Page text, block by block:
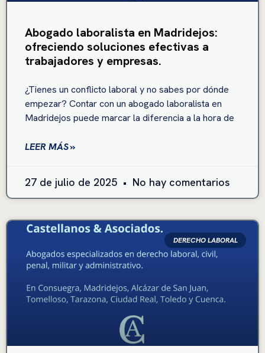
Abogado laboralista en Madridejos:
ofreciendo soluciones efectivas a
trabajadores y empresas.
¿Tienes un conflicto laboral y no sabes por dónde
empezar? Contar con un abogado laboralista en
Madridejos puede marcar la diferencia a la hora de
LEER MÁS »
27 de julio de 2025 No hay comentarios
DERECHO LABORAL